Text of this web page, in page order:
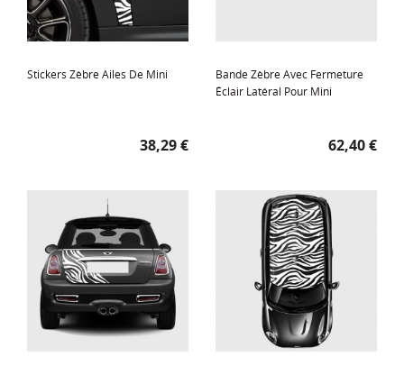
Stickers Zèbre Ailes De Mini
Prix
38,29 €
Bande Zèbre Avec Fermeture
Éclair Latéral Pour Mini
Prix
62,40 €